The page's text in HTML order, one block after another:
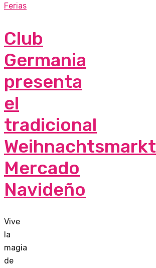
Ferias
Club
Germania
presenta
el
tradicional
Weihnachtsmarkt
Mercado
Navideño
Vive
la
magia
de